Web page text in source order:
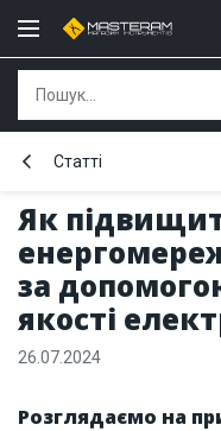
Як
за
якості
Статті
26.07.2024
Розглядаємо на